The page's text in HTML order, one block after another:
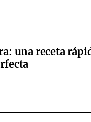
una receta